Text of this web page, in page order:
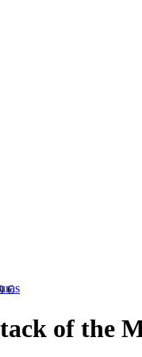
€
of the